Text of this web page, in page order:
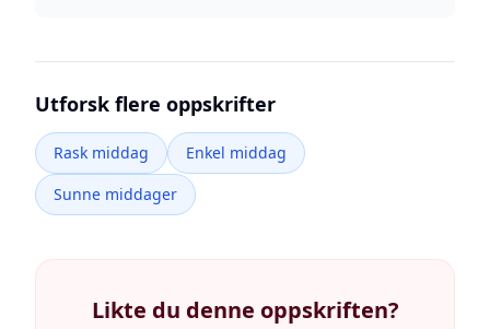
Utforsk flere oppskrifter
Rask middag
Enkel middag
Sunne middager
Likte du denne oppskriften?